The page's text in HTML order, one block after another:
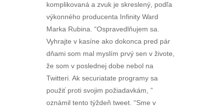
komplikovaná a zvuk je skreslený, podľa
výkonného producenta Infinity Ward
Marka Rubina. “Ospravedlňujem sa.
Vyhrajte v kasíne ako dokonca pred pár
dňami som mal myslím prvý sen v živote,
že som v poslednej dobe nebol na
Twitteri. Ak securiatate programy sa
použiť proti svojim požiadavkám, ”
oznámil tento týždeň tweet. “Sme v